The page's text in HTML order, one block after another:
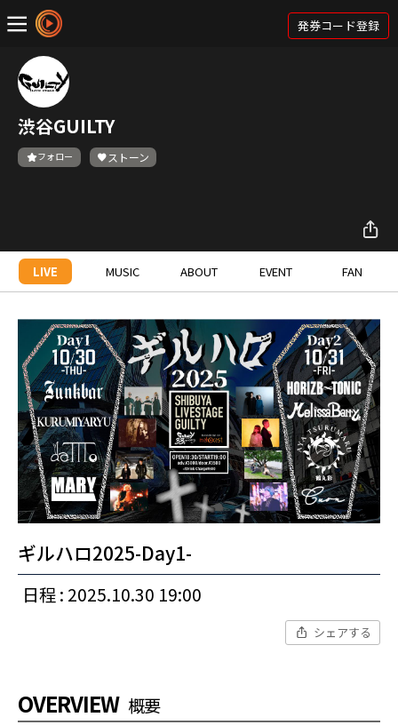
発券コード登録
渋谷GUILTY
フォロー ストーン
LIVE MUSIC ABOUT EVENT FAN
ギルハロ2025-Day1-
日程 : 2025.10.30 19:00
シェアする
OVERVIEW 概要